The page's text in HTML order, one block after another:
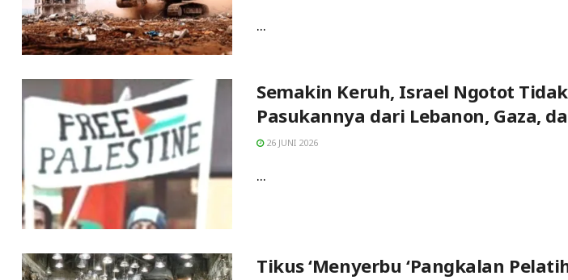
...
Semakin Keruh, Israel Ngotot
Pasukannya dari Lebanon, Gaza,
26 JUNI 2026
...
Tikus ‘Menyerbu ‘Pangkalan